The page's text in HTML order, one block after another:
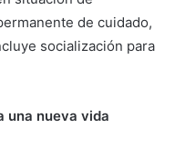
de cuidado,
socialización para
una nueva vida